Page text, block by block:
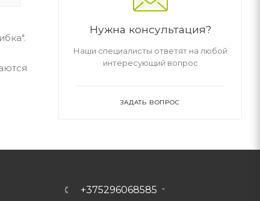
Нужна консультация?
Наши специалисты ответят на любой
интересующий вопрос
ЗАДАТЬ ВОПРОС
+375296068585